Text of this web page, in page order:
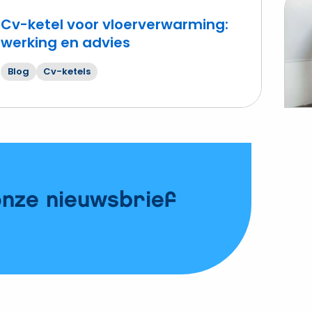
Cv-ketel voor vloerverwarming:
werking en advies
Blog Cv-ketels
Lees
Is
nieuwsbrief